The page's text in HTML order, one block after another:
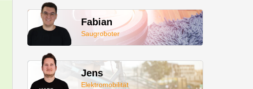
Fabian
Saugroboter
Jens
Elektromobilität